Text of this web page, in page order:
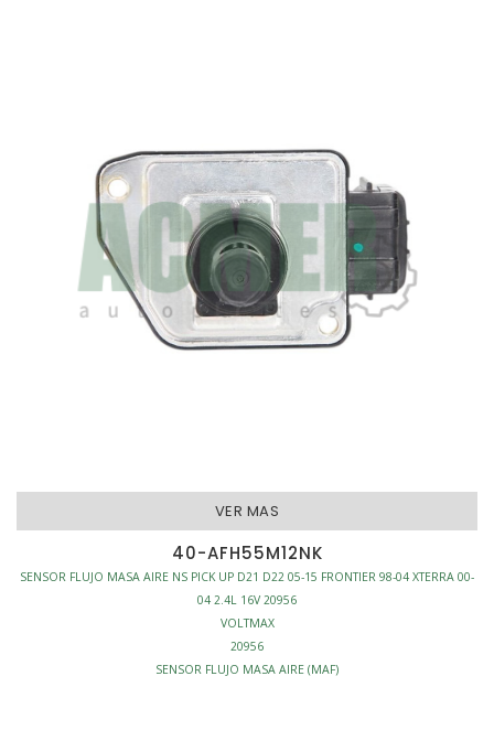
VER MAS
40-AFH55M12NK
SENSOR FLUJO MASA AIRE NS PICK UP D21 D22 05-15 FRONTIER 98-04 XTERRA 00-
04 2.4L 16V 20956
VOLTMAX
20956
SENSOR FLUJO MASA AIRE (MAF)